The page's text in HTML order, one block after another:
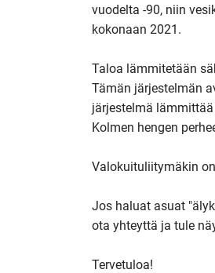
vuodelta -90, niin
kokonaan 2021.
Taloa lämmitetään
Tämän järjestelmän
järjestelmä
Kolmen hengen
Valokuituliitymäkin
Jos haluat asuat
ota yhteyttä ja tule
Tervetuloa!